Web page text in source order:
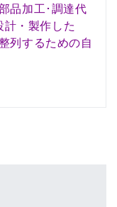
品加工･調達代
・製作した
列するための自